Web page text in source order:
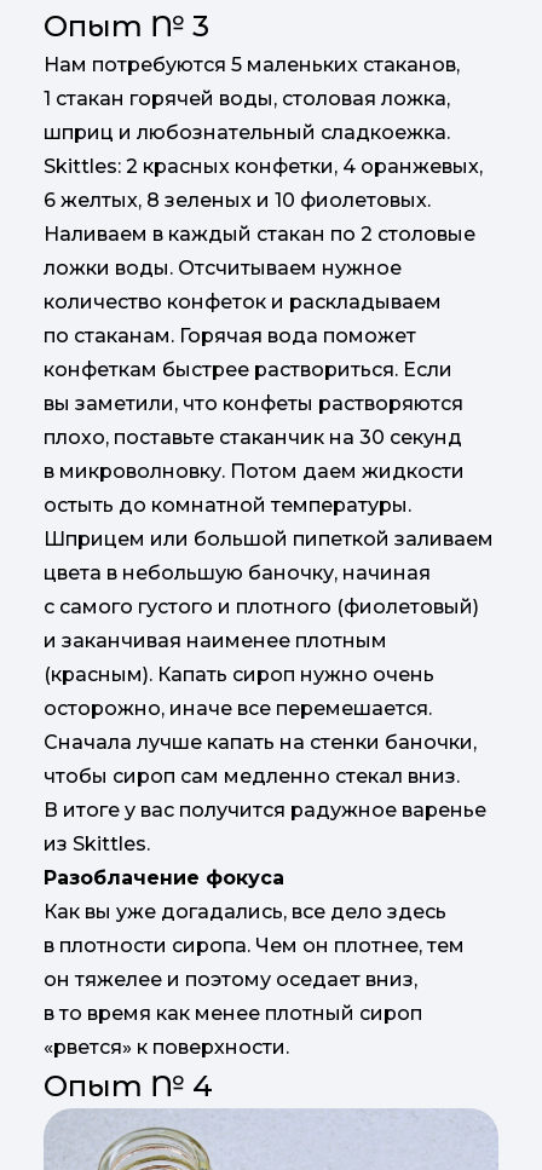
Опыт № 3
Нам потребуются 5 маленьких стаканов,
1 стакан горячей воды, столовая ложка,
шприц и любознательный сладкоежка.
Skittles: 2 красных конфетки, 4 оранжевых,
6 желтых, 8 зеленых и 10 фиолетовых.
Наливаем в каждый стакан по 2 столовые
ложки воды. Отсчитываем нужное
количество конфеток и раскладываем
по стаканам. Горячая вода поможет
конфеткам быстрее раствориться. Если
вы заметили, что конфеты растворяются
плохо, поставьте стаканчик на 30 секунд
в микроволновку. Потом даем жидкости
остыть до комнатной температуры.
Шприцем или большой пипеткой заливаем
цвета в небольшую баночку, начиная
с самого густого и плотного (фиолетовый)
и заканчивая наименее плотным
(красным). Капать сироп нужно очень
осторожно, иначе все перемешается.
Сначала лучше капать на стенки баночки,
чтобы сироп сам медленно стекал вниз.
В итоге у вас получится радужное варенье
из Skittles.
Разоблачение фокуса
Как вы уже догадались, все дело здесь
в плотности сиропа. Чем он плотнее, тем
он тяжелее и поэтому оседает вниз,
в то время как менее плотный сироп
«рвется» к поверхности.
Опыт № 4